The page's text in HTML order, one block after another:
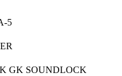
5
GK SOUNDLOCK